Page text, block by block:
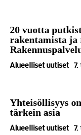
20 vuotta
rakentamista ja
Alueelliset uutiset
Yhteisöllisyys
tärkein asia
Alueelliset uutiset